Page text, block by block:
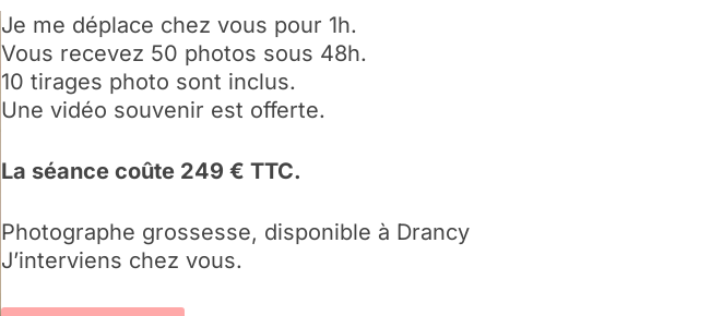
Je me déplace chez vous pour 1h.
Vous recevez 50 photos sous 48h.
10 tirages photo sont inclus.
Une vidéo souvenir est offerte.
La séance coûte 249 € TTC.
Photographe grossesse, disponible à Drancy
J’interviens chez vous.